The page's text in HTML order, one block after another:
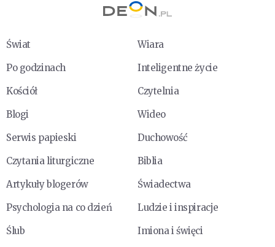
Świat
Wiara
Po godzinach
Inteligentne życie
Kościół
Czytelnia
Blogi
Wideo
Serwis papieski
Duchowość
Czytania liturgiczne
Biblia
Artykuły blogerów
Świadectwa
Psychologia na co dzień
Ludzie i inspiracje
Ślub
Imiona i święci